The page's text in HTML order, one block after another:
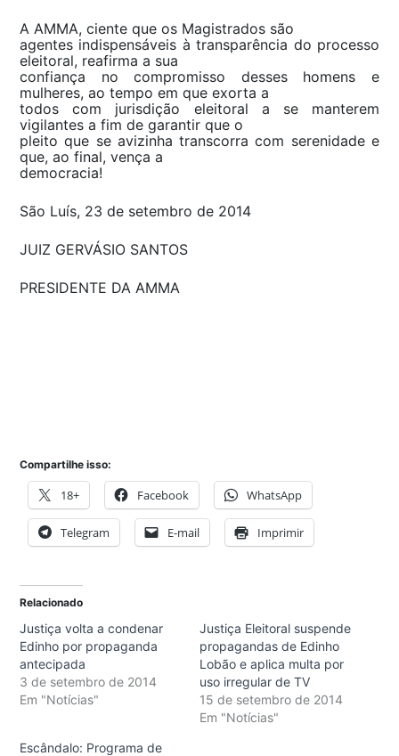
A AMMA, ciente que os Magistrados são
agentes indispensáveis à transparência do processo
eleitoral, reafirma a sua
confiança no compromisso desses homens e
mulheres, ao tempo em que exorta a
todos com jurisdição eleitoral a se manterem
vigilantes a fim de garantir que o
pleito que se avizinha transcorra com serenidade e
que, ao final, vença a
democracia!
São Luís, 23 de setembro de 2014
JUIZ GERVÁSIO SANTOS
PRESIDENTE DA AMMA
Compartilhe isso:
18+ Facebook WhatsApp
Telegram E-mail Imprimir
Relacionado
Justiça volta a condenar
Edinho por propaganda
antecipada
3 de setembro de 2014
Em "Notícias"
Justiça Eleitoral suspende
propagandas de Edinho
Lobão e aplica multa por
uso irregular de TV
15 de setembro de 2014
Em "Notícias"
Escândalo: Programa de